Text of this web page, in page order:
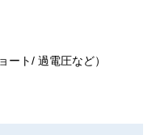
ート/ 過電圧など）